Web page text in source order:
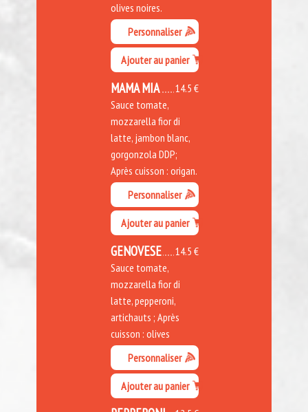
olives noires.
Personnaliser
Ajouter au panier
14.5 €
MAMA MIA
Sauce tomate,
mozzarella fior di
latte, jambon blanc,
gorgonzola DDP;
Après cuisson : origan.
Personnaliser
Ajouter au panier
14.5 €
GENOVESE
Sauce tomate,
mozzarella fior di
latte, pepperoni,
artichauts ; Après
cuisson : olives
Personnaliser
Ajouter au panier